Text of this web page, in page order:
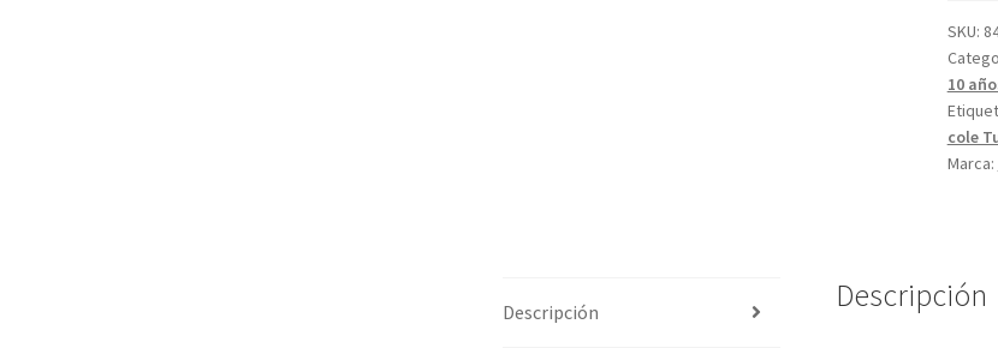
Fairies
SKU:
10
cole
Marca:
Descripción Descripción